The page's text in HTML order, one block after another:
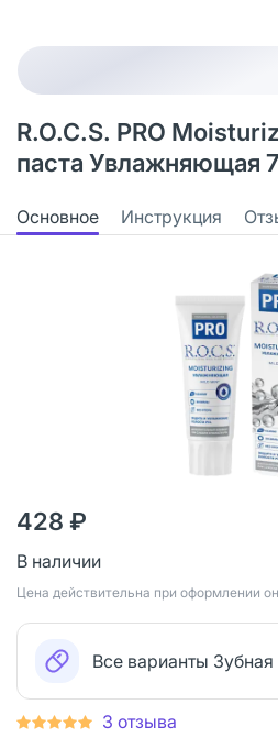
R.O.C.S. PRO
паста Увлажняющая
Основное Инструкция
428 ₽
В наличии
Цена действительна при оформлении
Все варианты Зубная
3 отзыва